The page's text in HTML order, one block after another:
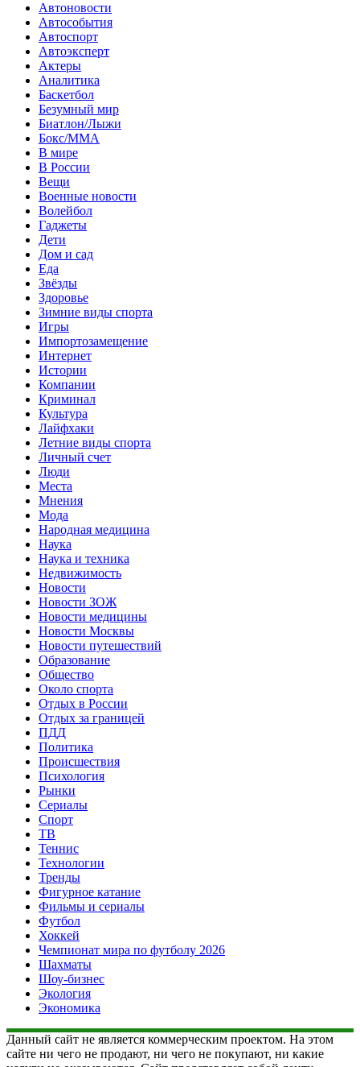
Автоновости
Автособытия
Автоспорт
Автоэксперт
Актеры
Аналитика
Баскетбол
Безумный мир
Биатлон/Лыжи
Бокс/MMA
В мире
В России
Вещи
Военные новости
Волейбол
Гаджеты
Дети
Дом и сад
Еда
Звёзды
Здоровье
Зимние виды спорта
Игры
Импортозамещение
Интернет
Истории
Компании
Криминал
Культура
Лайфхаки
Летние виды спорта
Личный счет
Люди
Места
Мнения
Мода
Народная медицина
Наука
Наука и техника
Недвижимость
Новости
Новости ЗОЖ
Новости медицины
Новости Москвы
Новости путешествий
Образование
Общество
Около спорта
Отдых в России
Отдых за границей
ПДД
Политика
Происшествия
Психология
Рынки
Сериалы
Спорт
ТВ
Теннис
Технологии
Тренды
Фигурное катание
Фильмы и сериалы
Футбол
Хоккей
Чемпионат мира по футболу 2026
Шахматы
Шоу-бизнес
Экология
Экономика
Данный сайт не является коммерческим проектом. На этом
сайте ни чего не продают, ни чего не покупают, ни какие